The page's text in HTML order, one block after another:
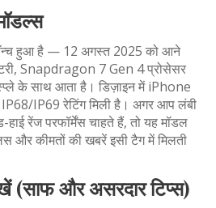
हुआ है — 12 अगस्त 2025 को आने
Snapdragon 7 Gen 4 प्रोसेसर
के साथ आता है। डिज़ाइन में iPhone
IP69 रेटिंग मिली है। अगर आप लंबी
रेंज परफॉर्मेंस चाहते हैं, तो यह मॉडल
और कीमतों की खबरें इसी टैग में मिलती
(साफ और असरदार टिप्स)